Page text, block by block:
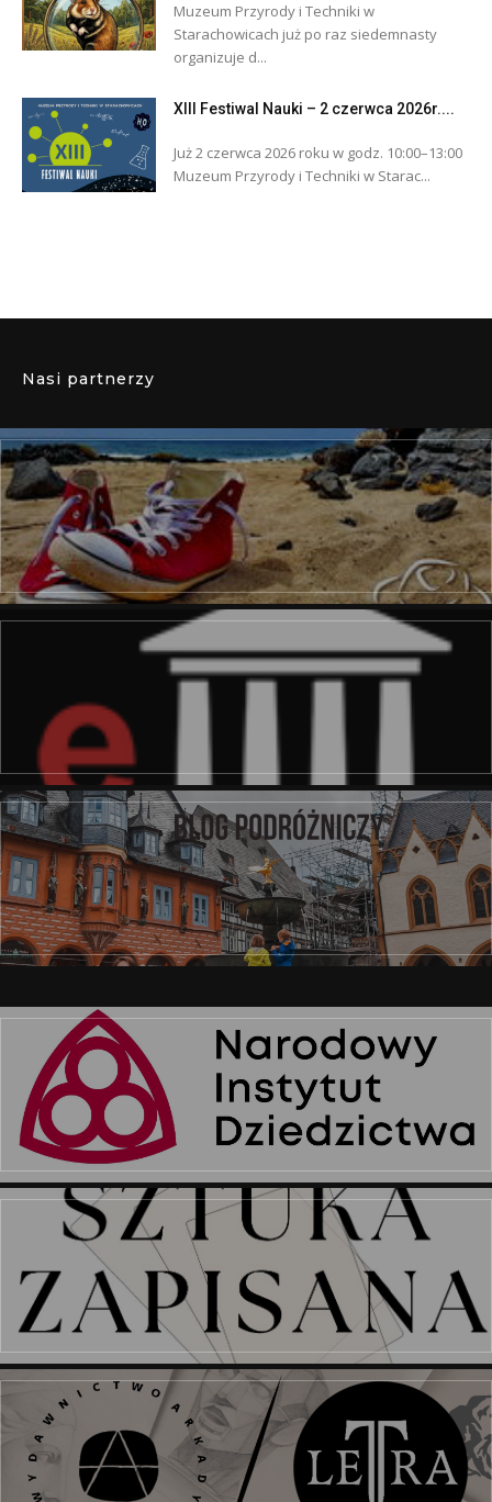
Muzeum Przyrody i Techniki w
Starachowicach już po raz siedemnasty
organizuje d...
XIII Festiwal Nauki – 2 czerwca 2026r....
Już 2 czerwca 2026 roku w godz. 10:00–13:00
Muzeum Przyrody i Techniki w Starac...
Nasi partnerzy